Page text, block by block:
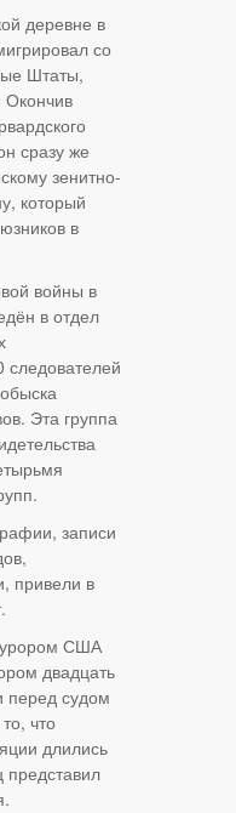
деревне в
со
Штаты,
сразу же
зенитно-
который
в
войны в
в отдел
Эта группа
записи
привели в
США
двадцать
перед судом
что
длились
представил